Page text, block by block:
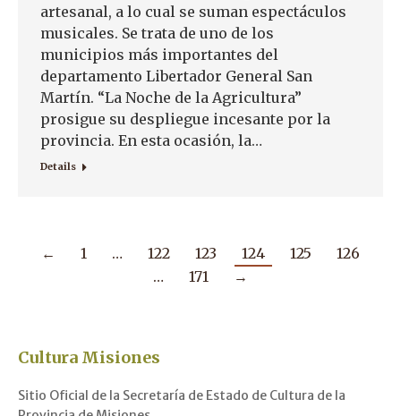
artesanal, a lo cual se suman espectáculos
musicales. Se trata de uno de los
municipios más importantes del
departamento Libertador General San
Martín. “La Noche de la Agricultura”
prosigue su despliegue incesante por la
provincia. En esta ocasión, la…
Details
← 1 … 122 123 124 125
126
…
171 →
Cultura Misiones
Sitio Oficial de la Secretaría de Estado de Cultura de la